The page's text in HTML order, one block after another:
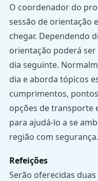
O coordenador do
sessão de orientação
chegar. Dependendo
orientação poderá
dia seguinte.
dia e aborda tópicos
cumprimentos,
opções de transporte
para ajudá-lo a se
região com segurança.
Refeições
Serão oferecidas